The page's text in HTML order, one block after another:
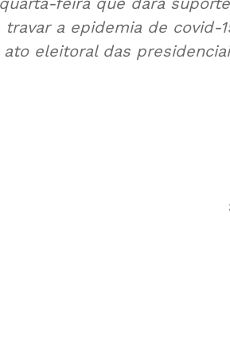
a epidemia de covid-
eleitoral das